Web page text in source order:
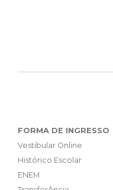
FORMA DE INGRESSO
Vestibular Online
Histórico Escolar
ENEM